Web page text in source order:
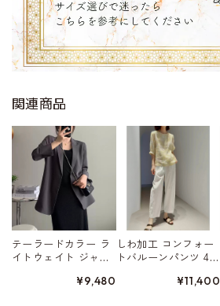
関連商品
テーラードカラー ラ
イトウェイト ジャ
¥9,480
しわ加工 コンフォー
トバルーンパンツ 4c
¥11,400